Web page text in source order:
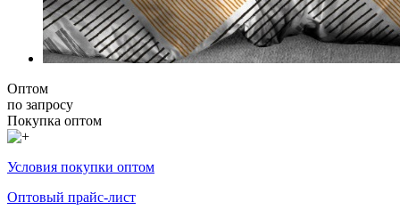
Оптом
по запросу
Покупка оптом
Условия покупки оптом
Оптовый прайс-лист